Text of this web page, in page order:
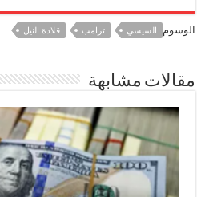
e
b
o
k
at
sA
p
p
er
es
t
k
e
dI
n
n
g
الوسوم السيسي ترامب قلادة النيل
مقالات مشابهة